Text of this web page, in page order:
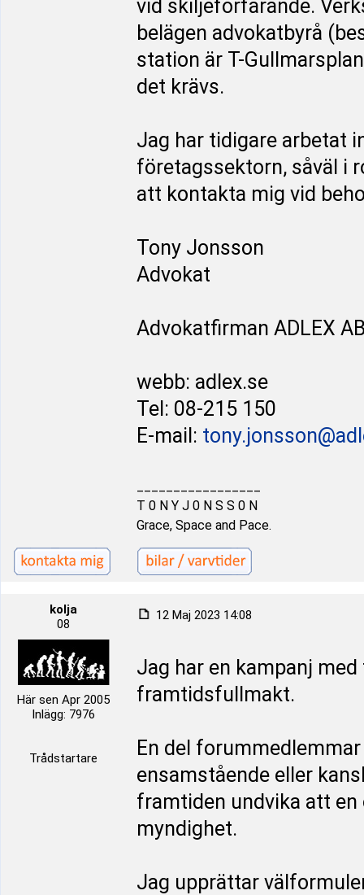
vid skiljeförfarande.
belägen advokatbyrå
station är T-
det krävs.
Jag har tidigare arbetat
företagssektorn, såväl i
att kontakta mig vid
Tony Jonsson
Advokat
Advokatfirman ADLEX
webb: adlex.se
Tel: 08-215 150
E-mail:
T 0 N Y J 0 N S S 0 N
Grace, Space and Pace.
kolja
08
Här sen Apr 2005
Inlägg: 7976
Trådstartare
12 Maj 2023 14:08
Jag har en kampanj
framtidsfullmakt.
En del
ensamstående eller
framtiden undvika att
myndighet.
Jag upprättar